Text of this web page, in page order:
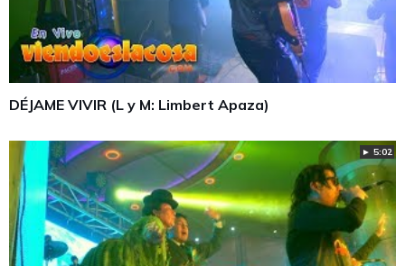
DÉJAME VIVIR (L y M: Limbert Apaza)
► 5:02